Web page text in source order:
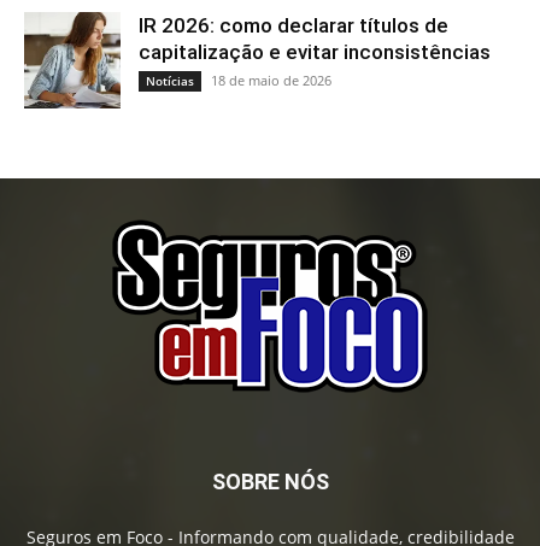
IR 2026: como declarar títulos de
capitalização e evitar inconsistências
Notícias 18 de maio de 2026
SOBRE NÓS
Seguros em Foco - Informando com qualidade, credibilidade